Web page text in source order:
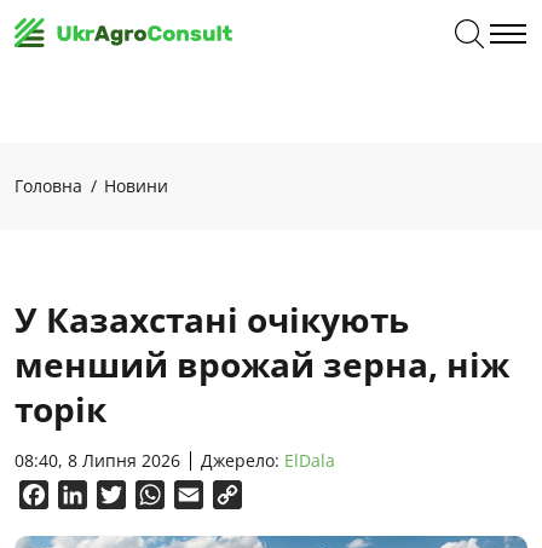
Головна Новини
У Казахстані очікують
менший врожай зерна, ніж
торік
08:40, 8 Липня 2026 Джерело: ElDala
FacebookLinkedInTwitterWhatsApp
Email